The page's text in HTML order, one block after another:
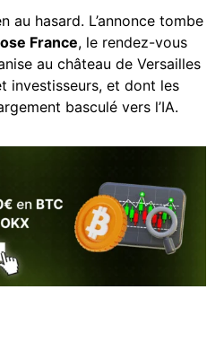
au hasard. L’annonce tombe
France, le rendez-vous
au château de Versailles
investisseurs, et dont les
basculé vers l’IA.